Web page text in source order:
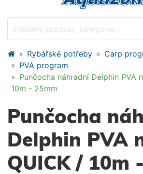
Rybářské potřeby
Carp
PVA program
Punčocha náhradní Delphin PVA
10m - 25mm
Punčocha
Delphin PVA
QUICK / 10m